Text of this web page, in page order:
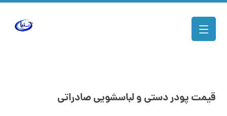
قیمت پودر دستی و لباسشویی صادراتی